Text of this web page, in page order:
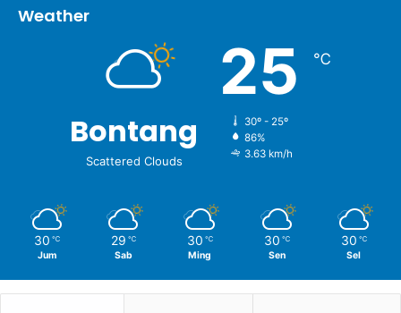
Weather
Bontang
Scattered Clouds
25 ℃
30º - 25º
86%
3.63 km/h
30 ℃
Jum
29 ℃
Sab
30 ℃
Ming
30 ℃
Sen
30 ℃
Sel